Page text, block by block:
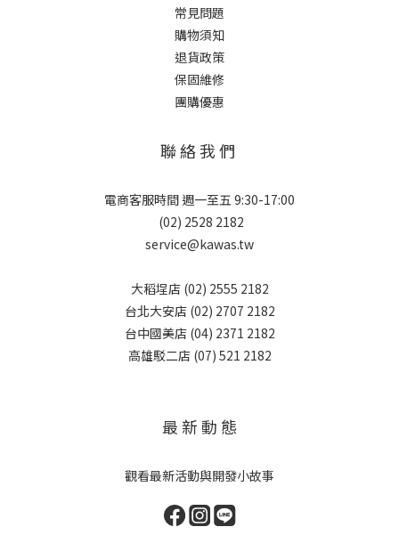
常見問題
購物須知
退貨政策
保固維修
團購優惠
聯 絡 我 們
電商客服時間 週一至五 9:30-17:00
(02) 2528 2182
service@kawas.tw
大稻埕店 (02) 2555 2182
台北大安店 (02) 2707 2182
台中國美店 (04) 2371 2182
高雄駁二店 (07) 521 2182
最 新 動 態
觀看最新活動與開發小故事